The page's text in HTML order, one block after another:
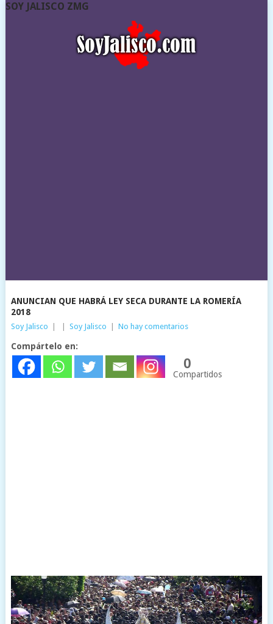
SOY JALISCO ZMG
ANUNCIAN QUE HABRÁ LEY SECA DURANTE LA ROMERÍA
2018
Soy Jalisco Soy Jalisco No hay comentarios
Compártelo en:
0
Compartidos